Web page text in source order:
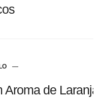
de Laranja